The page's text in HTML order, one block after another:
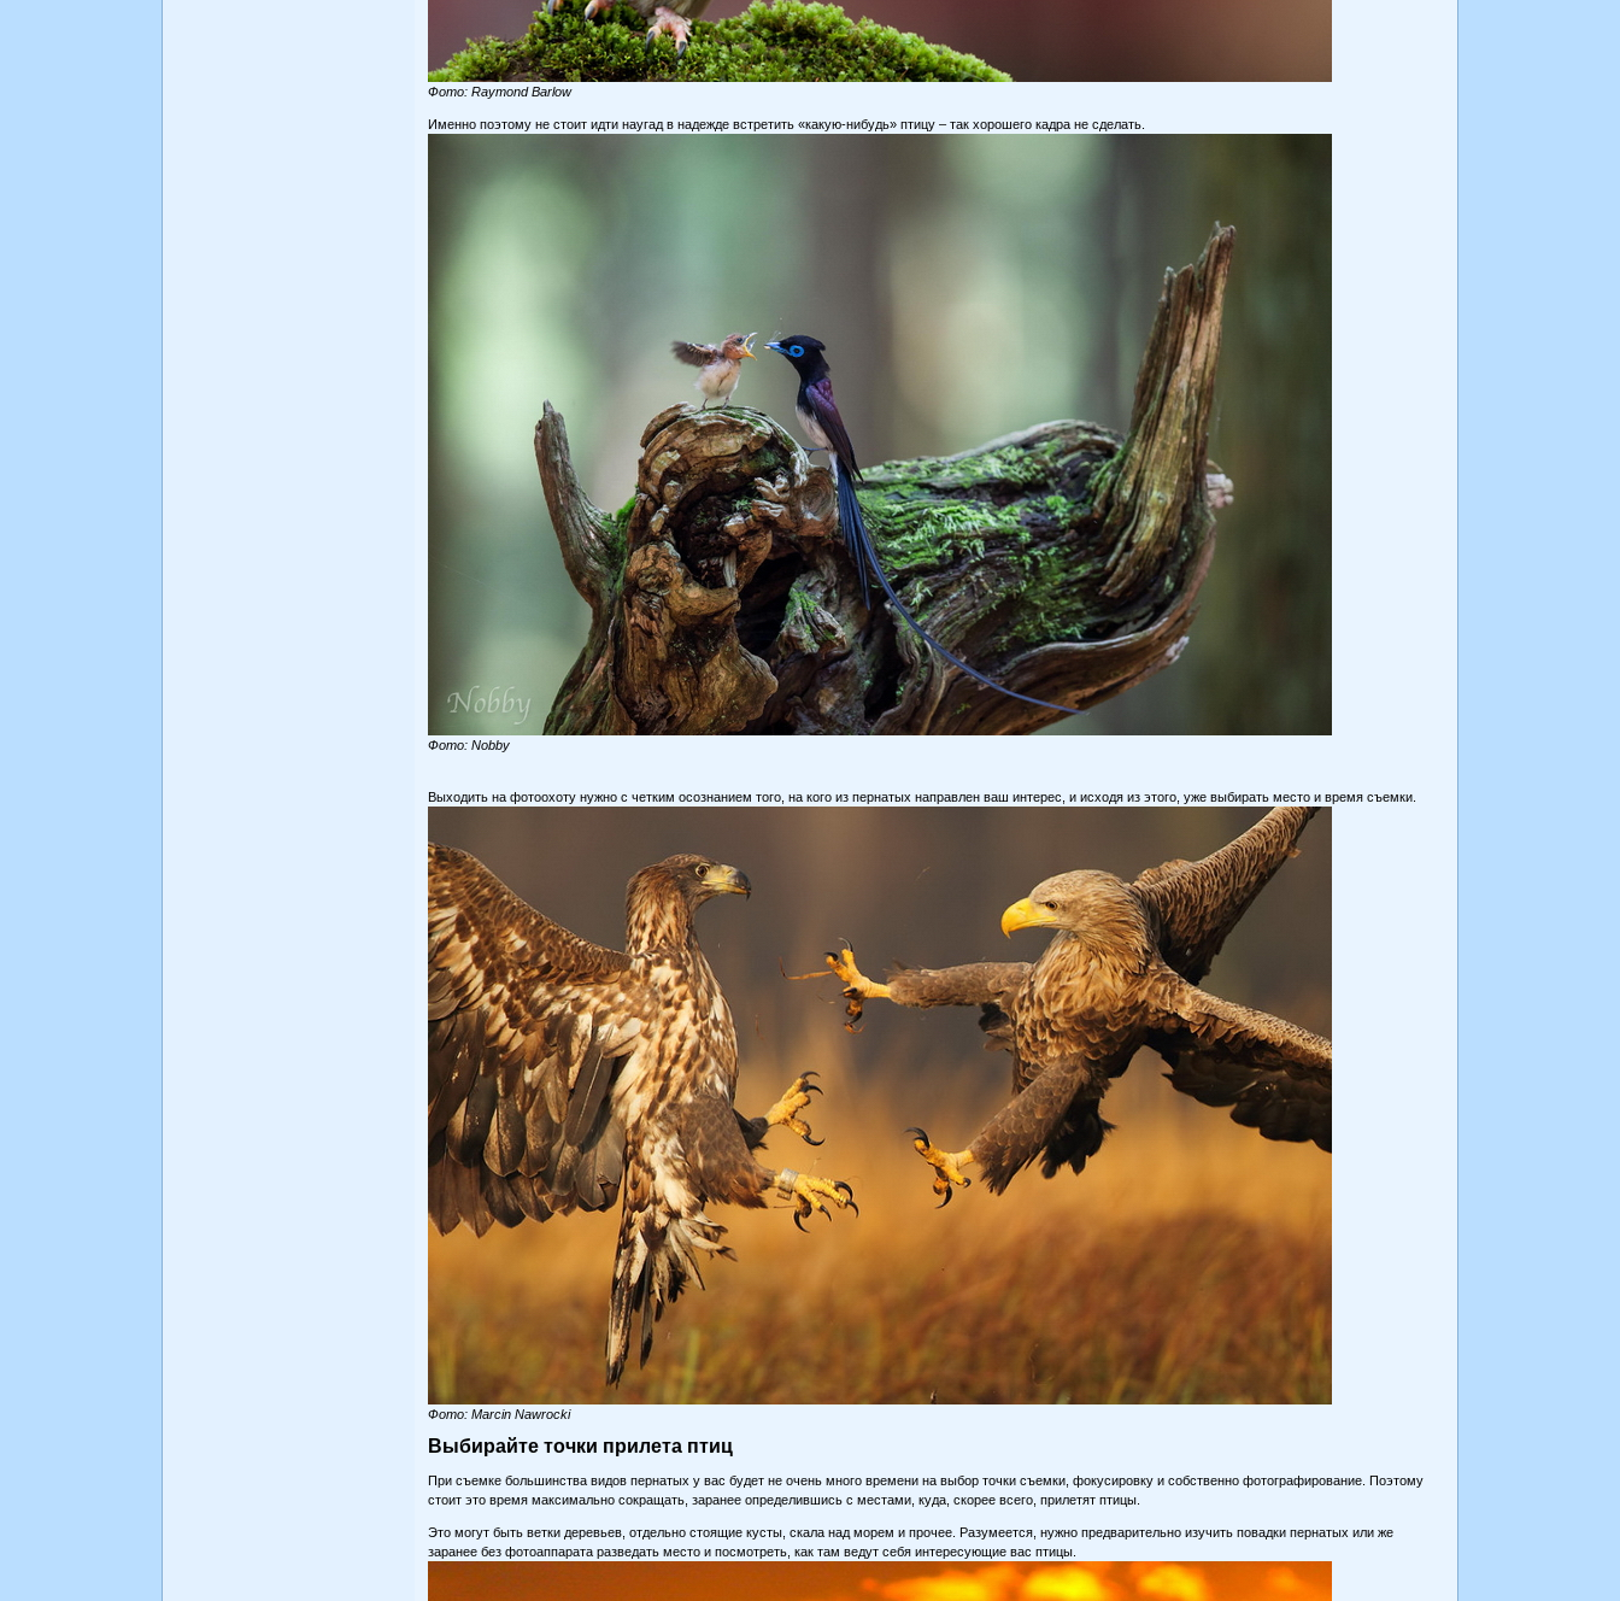
Фото: Raymond Barlow
Именно поэтому не стоит идти наугад в надежде встретить «какую-нибудь» птицу – так хорошего кадра не сделать.
Фото: Nobby
Выходить на фотоохоту нужно с четким осознанием того, на кого из пернатых направлен ваш интерес, и исходя из этого, уже выбирать место и время съемки.
Фото: Marcin Nawrocki
Выбирайте точки прилета птиц
При съемке большинства видов пернатых у вас будет не очень много времени на выбор точки съемки, фокусировку и собственно фотографирование. Поэтому
стоит это время максимально сокращать, заранее определившись с местами, куда, скорее всего, прилетят птицы.
Это могут быть ветки деревьев, отдельно стоящие кусты, скала над морем и прочее. Разумеется, нужно предварительно изучить повадки пернатых или же
заранее без фотоаппарата разведать место и посмотреть, как там ведут себя интересующие вас птицы.